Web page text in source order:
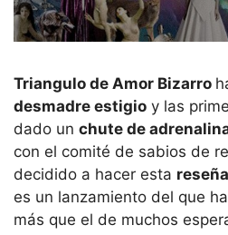
Triangulo de Amor Bizarro
desmadre estigio y las
dado un chute de
con el comité de sabios de
decidido a hacer esta
es un lanzamiento del que
más que el de muchos